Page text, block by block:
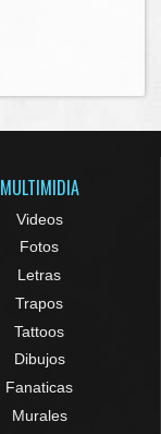
MULTIMIDIA
Videos
Fotos
Letras
Trapos
Tattoos
Dibujos
Fanaticas
Murales